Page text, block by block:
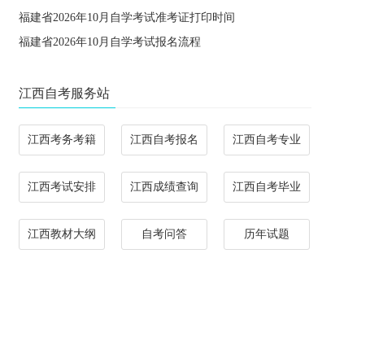
福建省2026年10月自学考试准考证打印时间
福建省2026年10月自学考试报名流程
江西自考服务站
江西考务考籍 江西自考报名 江西自考专业
江西考试安排 江西成绩查询 江西自考毕业
江西教材大纲 自考问答 历年试题